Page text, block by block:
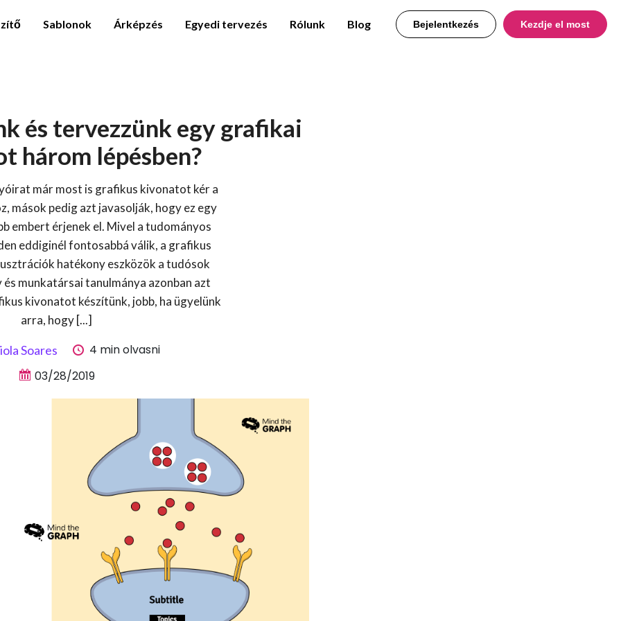
Sablonok Árképzés Egyedi tervezés Rólunk Blog Bejelentkezés Kezdje el most
és tervezzünk egy grafikai
három lépésben?
már most is grafikus kivonatot kér a
mások pedig azt javasolják, hogy ez egy
embert érjenek el. Mivel a tudományos
eddiginél fontosabbá válik, a grafikus
hatékony eszközök a tudósok
munkatársai tanulmánya azonban azt
kivonatot készítünk, jobb, ha ügyelünk
arra, hogy [...]
Soares
4 min olvasni
03/28/2019